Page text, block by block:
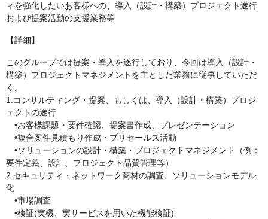
ィを強化したいお客様への、導入（設計・構築）プロジェクト遂行
および提案活動の支援業務等
【詳細】
このグループでは提案・導入を遂行しており、今回は導入（設計・
構築）プロジェクトマネジメントを主とした業務に従事していただ
く。
1.コンサルティング・提案、もしくは、導入（設計・構築）プロジ
ェクトの遂行
•お客様課題・要件確認、提案書作成、プレゼンテーション
•複合案件見積もり作成・プリセールス活動
•ソリューションの設計・構築・プロジェクトマネジメント（例：
要件定義、設計、プロジェクト品質管理等）
2.セキュリティ・ネットワーク商材の調査、ソリューションモデル
化
•市場調査
•検証(実機、実サービスを用いた機能検証)